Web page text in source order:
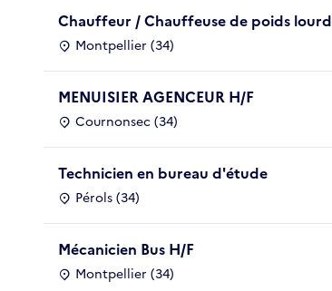
Chauffeur / Chauffeuse de poids lourd
Montpellier (34)
MENUISIER AGENCEUR H/F
Cournonsec (34)
Technicien en bureau d'étude
Pérols (34)
Mécanicien Bus H/F
Montpellier (34)